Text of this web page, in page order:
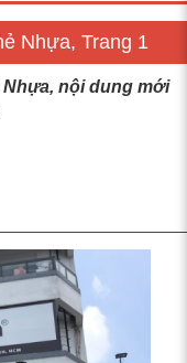
Nhựa, Trang 1
nội dung mới